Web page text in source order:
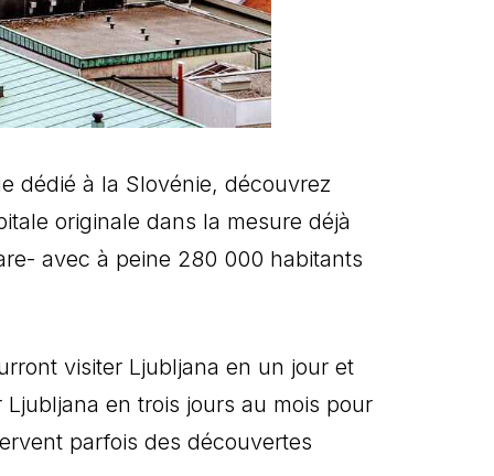
dédié à la Slovénie, découvrez
originale dans la mesure déjà
avec à peine 280 000 habitants
visiter Ljubljana en un jour et
en trois jours au mois pour
parfois des découvertes